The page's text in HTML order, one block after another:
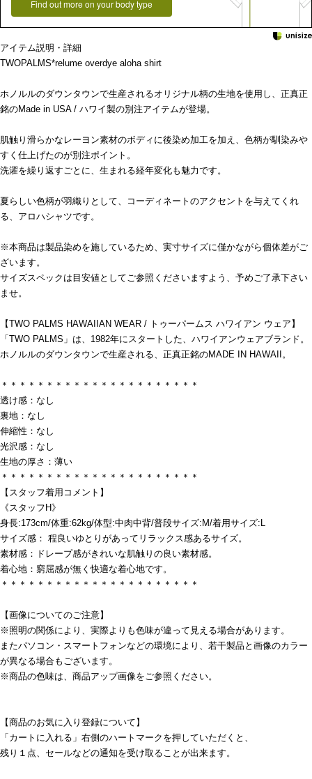
Find out more on your body type
アイテム説明・詳細
TWOPALMS*relume overdye aloha shirt
ホノルルのダウンタウンで生産されるオリジナル柄の生地を使用し、正真正
銘のMade in USA / ハワイ製の別注アイテムが登場。
肌触り滑らかなレーヨン素材のボディに後染め加工を加え、色柄が馴染みや
すく仕上げたのが別注ポイント。
洗濯を繰り返すごとに、生まれる経年変化も魅力です。
夏らしい色柄が羽織りとして、コーディネートのアクセントを与えてくれ
る、アロハシャツです。
※本商品は製品染めを施しているため、実寸サイズに僅かながら個体差がご
ざいます。
サイズスペックは目安値としてご参照くださいますよう、予めご了承下さい
ませ。
【TWO PALMS HAWAIIAN WEAR / トゥーパームス ハワイアン ウェア】
「TWO PALMS」は、1982年にスタートした、ハワイアンウェアブランド。
ホノルルのダウンタウンで生産される、正真正銘のMADE IN HAWAII。
＊＊＊＊＊＊＊＊＊＊＊＊＊＊＊＊＊＊＊＊＊＊
透け感：なし
裏地：なし
伸縮性：なし
光沢感：なし
生地の厚さ：薄い
＊＊＊＊＊＊＊＊＊＊＊＊＊＊＊＊＊＊＊＊＊＊
【スタッフ着用コメント】
《スタッフH》
身長:173cm/体重:62kg/体型:中肉中背/普段サイズ:M/着用サイズ:L
サイズ感： 程良いゆとりがあってリラックス感あるサイズ。
素材感：ドレープ感がきれいな肌触りの良い素材感。
着心地：窮屈感が無く快適な着心地です。
＊＊＊＊＊＊＊＊＊＊＊＊＊＊＊＊＊＊＊＊＊＊
【画像についてのご注意】
※照明の関係により、実際よりも色味が違って見える場合があります。
またパソコン・スマートフォンなどの環境により、若干製品と画像のカラー
が異なる場合もございます。
※商品の色味は、商品アップ画像をご参照ください。
【商品のお気に入り登録について】
「カートに入れる」右側のハートマークを押していただくと、
残り１点、セールなどの通知を受け取ることが出来ます。